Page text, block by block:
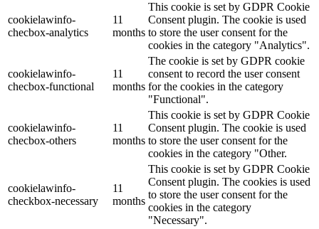
cookielawinfo-
checbox-analytics
11
months
This cookie is set by GDPR Cookie
Consent plugin. The cookie is used
to store the user consent for the
cookies in the category "Analytics".
cookielawinfo-
checbox-functional
11
months
The cookie is set by GDPR cookie
consent to record the user consent
for the cookies in the category
"Functional".
cookielawinfo-
checbox-others
11
months
This cookie is set by GDPR Cookie
Consent plugin. The cookie is used
to store the user consent for the
cookies in the category "Other.
cookielawinfo-
checkbox-necessary
11
months
This cookie is set by GDPR Cookie
Consent plugin. The cookies is used
to store the user consent for the
cookies in the category
"Necessary".